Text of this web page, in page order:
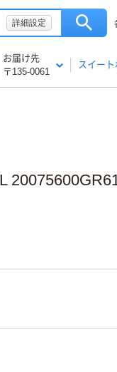
詳細設定
お届け先
〒135-0061
スイー